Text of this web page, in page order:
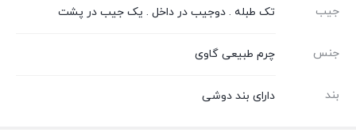
جیب تک طبله . دوجیب در داخل . یک جیب در پشت
جنس چرم طبیعی گاوی
بند دارای بند دوشی